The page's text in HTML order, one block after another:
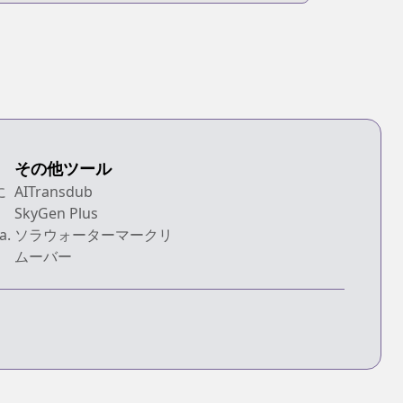
その他ツール
AITransdub
SkyGen Plus
ソラウォーターマークリ
ムーバー